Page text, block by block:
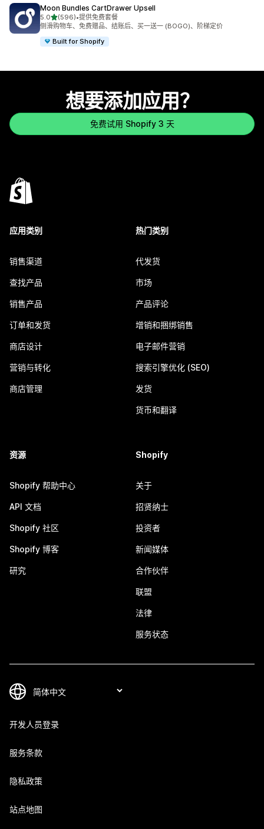
Moon Bundles CartDrawer Upsell
5.0星（满分 5 星）
(596)
总共 596 条评论
•提供免费套餐
侧滑购物车、免费赠品、结账后、买一送一 (BOGO)、阶梯定价
Built for Shopify
想要添加应用？
免费试用 Shopify 3 天
应用类别
销售渠道
查找产品
销售产品
订单和发货
商店设计
营销与转化
商店管理
热门类别
代发货
市场
产品评论
增销和捆绑销售
电子邮件营销
搜索引擎优化 (SEO)
发货
货币和翻译
资源
Shopify 帮助中心
API 文档
Shopify 社区
Shopify 博客
研究
Shopify
关于
招贤纳士
投资者
新闻媒体
合作伙伴
联盟
法律
服务状态
开发人员登录
服务条款
隐私政策
站点地图